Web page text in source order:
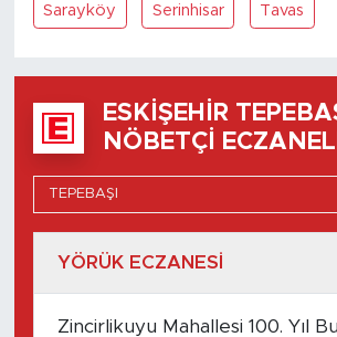
Sarayköy Serinhisar Tavas
ESKIŞEHIR
NÖBETÇI
YÖRÜK ECZANESİ
Zincirlikuyu Mahallesi 100. Yıl